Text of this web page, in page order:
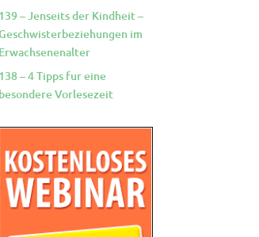
139 – Jenseits der Kindheit –
im
Erwachsenenalter
138 – 4 Tipps fur eine
besondere Vorlesezeit